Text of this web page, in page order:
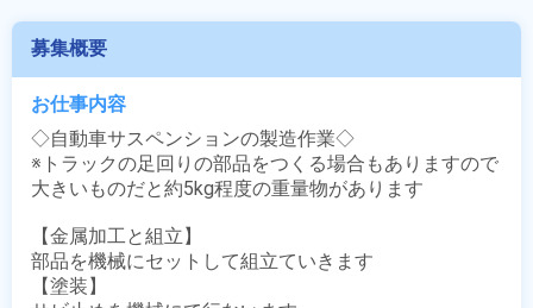
募集概要
お仕事内容
◇自動車サスペンションの製造作業◇
※トラックの足回りの部品をつくる場合もありますので
大きいものだと約5kg程度の重量物があります
【金属加工と組立】
部品を機械にセットして組立ていきます
【塗装】